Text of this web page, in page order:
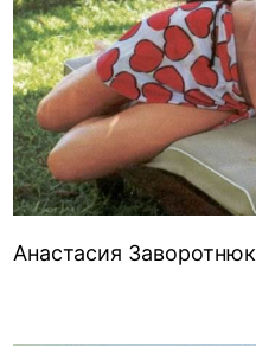
Анастасия Заворотнюк